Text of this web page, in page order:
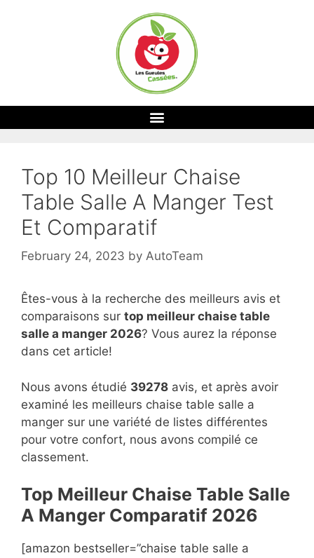
Top 10 Meilleur Chaise
Table Salle A Manger Test
Et Comparatif
February 24, 2023 by AutoTeam
Êtes-vous à la recherche des meilleurs avis et
comparaisons sur top meilleur chaise table
salle a manger 2026? Vous aurez la réponse
dans cet article!
Nous avons étudié 39278 avis, et après avoir
examiné les meilleurs chaise table salle a
manger sur une variété de listes différentes
pour votre confort, nous avons compilé ce
classement.
Top Meilleur Chaise Table Salle
A Manger Comparatif 2026
[amazon bestseller=”chaise table salle a